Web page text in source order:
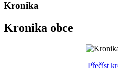
Kronika
Kronika obce
Přečíst